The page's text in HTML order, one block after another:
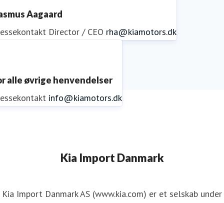
Aagaard
Director / CEO rha@kiamotors.dk
alle øvrige henvendelser
info@kiamotors.dk
Kia Import Danmark
Kia Import Danmark AS (www.kia.com) er et selskab under